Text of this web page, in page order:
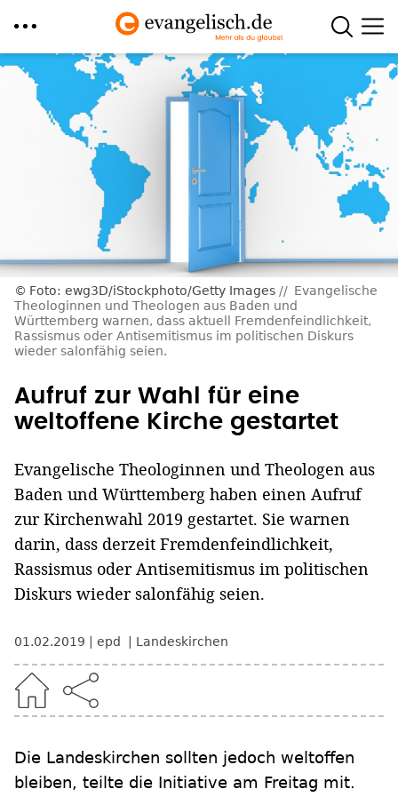
Direkt
Inhalt
Foto: ewg3D/iStockphoto/Getty Images
Evangelische
Theologinnen und Theologen aus Baden und
Württemberg warnen, dass aktuell Fremdenfeindlichkeit,
Rassismus oder Antisemitismus im politischen Diskurs
wieder salonfähig seien.
Aufruf zur Wahl für eine
weltoffene Kirche gestartet
Evangelische Theologinnen und Theologen aus
Baden und Württemberg haben einen Aufruf
zur Kirchenwahl 2019 gestartet. Sie warnen
darin, dass derzeit Fremdenfeindlichkeit,
Rassismus oder Antisemitismus im politischen
Diskurs wieder salonfähig seien.
01.02.2019 epd Landeskirchen
Die Landeskirchen sollten jedoch weltoffen
bleiben, teilte die Initiative am Freitag mit.